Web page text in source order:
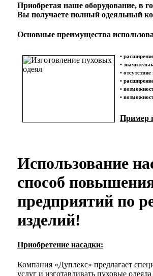
Приобретая наше оборудование, в
Вы получаете полный одеяльный
Основные преимущества
•
•
•
•
•
•
Пример
Использование
способ
предприятий по
изделий!
Приобретение насадки:
Компания «Дуплекс» предлагает
услуг и изготавливать пуховые